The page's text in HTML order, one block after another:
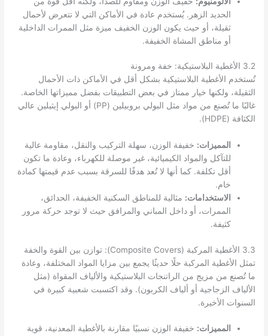
الحديد الزهر. يُستخدم عادة في الأماكن التي لا تتعرض لأحمال
ثقيلة، أو حيث يكون الوزن الخفيف ميزة مثل الممرات الداخلية
أو مناطق المشاة الخفيفة.
3.2 الأغطية البلاستيكية: خفة ومرونة
تُستخدم الأغطية البلاستيكية بشكل أقل في الأماكن ذات الأحمال
الثقيلة، ولكنها خيار ممتاز في بعض التطبيقات بفضل مميزاتها الخاصة.
غالبًا ما تُصنع من مواد مثل البولي بروبيلين (PP) أو البولي إيثيلين عالي
الكثافة (HDPE).
المميزات: خفيفة الوزن، سهلة التركيب والنقل، مقاومة عالية
للتآكل والمواد الكيميائية، غير موصلة للكهرباء، وعادة ما تكون
أقل تكلفة. كما أنها لا تُعد هدفًا للسرقة بسبب عدم قيمتها كمادة
خام.
الاستخدامات: مثالية للمناطق السكنية الخفيفة، الحدائق،
الممرات، أو داخل المباني والمرافق حيث لا توجد حركة مرور
كثيفة.
3.3 الأغطية المركبة (Composite Covers): توازن بين القوة والخفة
تمثل الأغطية المركبة حلًا حديثًا يجمع بين مزايا المواد المختلفة، وعادة
ما تُصنع من مزيج من الراتنجات البلاستيكية والألياف المقواة (مثل
الألياف الزجاجية أو ألياف الكربون). وقد اكتسبت شعبية كبيرة في
السنوات الأخيرة.
المميزات: خفيفة الوزن نسبيًا مقارنة بالأغطية المعدنية، قوية